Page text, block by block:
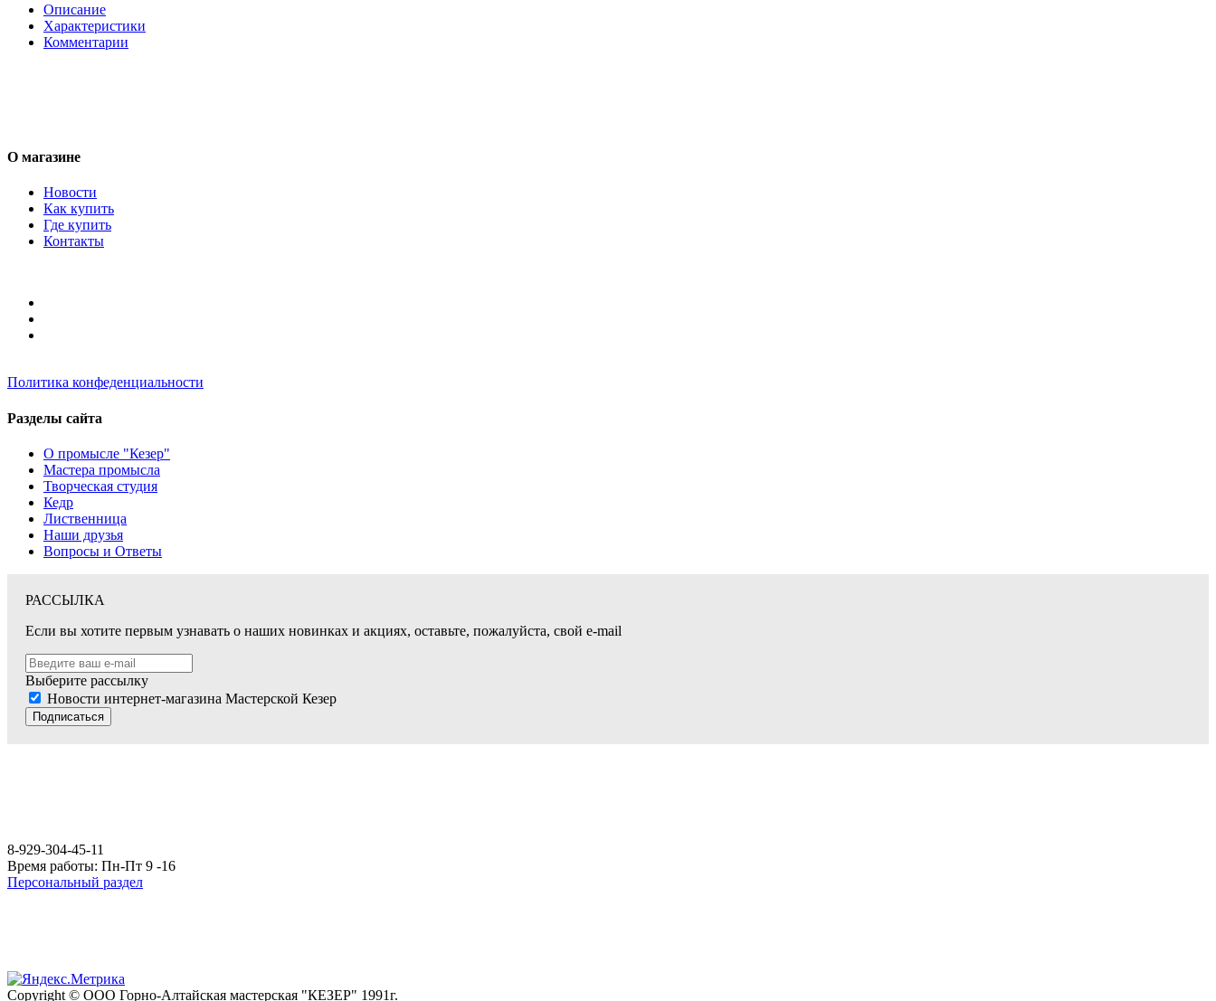
Описание
Характеристики
Комментарии
О магазине
Новости
Как купить
Где купить
Контакты
Политика конфеденциальности
Разделы сайта
О промысле "Кезер"
Мастера промысла
Творческая студия
Кедр
Лиственница
Наши друзья
Вопросы и Ответы
РАССЫЛКА
Если вы хотите первым узнавать о наших новинках и акциях, оставьте, пожалуйста, свой e-mail
Выберите рассылку
Новости интернет-магазина Мастерской Кезер
Подписаться
8-929-304-45-11
Время работы: Пн-Пт 9 -16
Персональный раздел
Copyright © ООО Горно-Алтайская мастерская "КЕЗЕР" 1991г.